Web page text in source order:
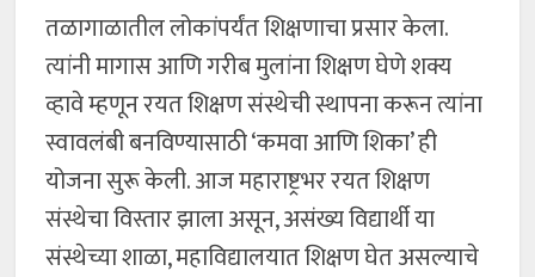
तळागाळातील लोकांपर्यंत शिक्षणाचा प्रसार केला.
त्यांनी मागास आणि गरीब मुलांना शिक्षण घेणे शक्य
व्हावे म्हणून रयत शिक्षण संस्थेची स्थापना करून त्यांना
स्वावलंबी बनविण्यासाठी ‘कमवा आणि शिका’ ही
योजना सुरू केली. आज महाराष्ट्रभर रयत शिक्षण
संस्थेचा विस्तार झाला असून, असंख्य विद्यार्थी या
संस्थेच्या शाळा, महाविद्यालयात शिक्षण घेत असल्याचे